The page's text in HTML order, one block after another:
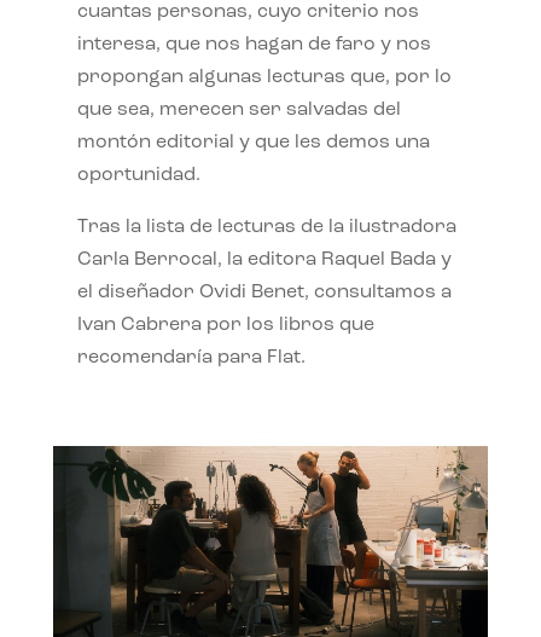
cuantas personas, cuyo criterio nos
interesa, que nos hagan de faro y nos
propongan algunas lecturas que, por lo
que sea, merecen ser salvadas del
montón editorial y que les demos una
oportunidad.
Tras la lista de lecturas de la ilustradora
Carla Berrocal, la editora Raquel Bada y
el diseñador Ovidi Benet, consultamos a
Ivan Cabrera por los libros que
recomendaría para Flat.